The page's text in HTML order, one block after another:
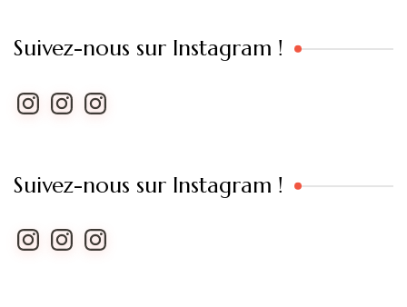
Suivez-nous sur Instagram !
Instagram
InstagramInstagram
Suivez-nous sur Instagram !
Instagram
InstagramInstagram